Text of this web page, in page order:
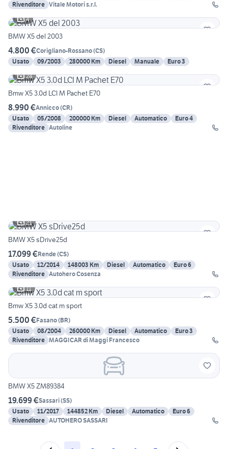
Rivenditore Vitale Motori s.r.l.
4
BMW X5 del 2003
4.800 €Corigliano-Rossano(CS)
Usato
09/2003 280000 Km Diesel Manuale
Euro 3
24
Bmw X5 3.0d LCI M Pachet E70
8.990 €Annicco(CR)
Usato
05/2008 200000 Km Diesel Automatico
Euro 4
Rivenditore Autoline
21
BMW X5 sDrive25d
17.099 €Rende(CS)
Usato
12/2014 148003 Km Diesel Automatico
Euro 6
Rivenditore Autohero Cosenza
11
Bmw X5 3.0d cat m sport
5.500 €Fasano(BR)
Usato
08/2004 260000 Km Diesel Automatico
Euro 3
Rivenditore MAGGICAR di Maggi Francesco
BMW X5 ZM89384
19.699 €Sassari(SS)
Usato
11/2017 144852 Km Diesel Automatico
Euro 6
Rivenditore AUTOHERO SASSARI